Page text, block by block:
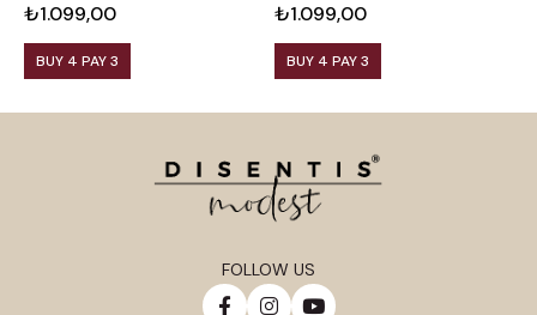
₺1.099,00
BUY 4 PAY 3
₺1.099,00
BUY 4 PAY 3
FOLLOW US